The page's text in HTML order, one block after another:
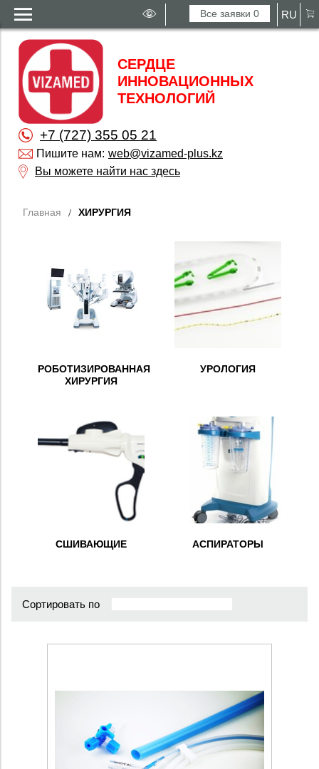
Все заявки0 RU
СЕРДЦЕ
ИННОВАЦИОННЫХ
ТЕХНОЛОГИЙ
+7 (727) 355 05 21
Пишите нам: web@vizamed-plus.kz
Вы можете найти нас здесь
Главная ХИРУРГИЯ
РОБОТИЗИРОВАННАЯ
ХИРУРГИЯ
УРОЛОГИЯ
СШИВАЮЩИЕ АСПИРАТОРЫ
Сортировать по